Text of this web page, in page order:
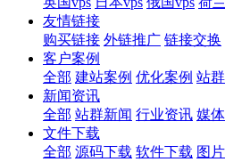
友情链接
购买链接 外链推广 链接交换
客户案例
全部 建站案例 优化案例 站
新闻资讯
全部 站群新闻 行业资讯 媒
文件下载
全部 源码下载 软件下载 图